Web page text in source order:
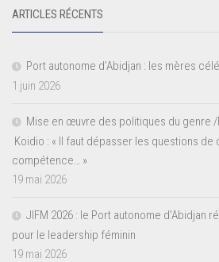
ARTICLES RÉCENTS
Port autonome d’Abidjan : les mères
1 juin 2026
Mise en œuvre des politiques du genre
Koidio : « Il faut dépasser les questions de
compétence… »
19 mai 2026
JIFM 2026 : le Port autonome d’Abidjan
pour le leadership féminin
19 mai 2026